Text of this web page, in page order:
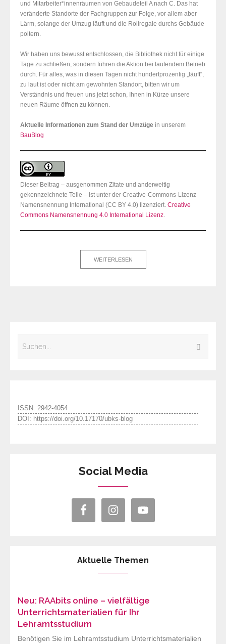
und Mitarbeiter*innenräumen von Gebaudeteil A nach C. Das hat
veränderte Standorte der Fachgruppen zur Folge, vor allem aber
Lärm, solange der Umzug läuft und die Rollregale durchs Gebäude
poltern.
Wir haben uns bewusst entschlossen, die Bibliothek nicht für einige
Tage zu schließen, sondern führen die Aktion bei laufendem Betrieb
durch. Für alles, was in diesen Tagen nicht hundertprozentig „läuft“,
zu laut ist oder nicht am gewohnten Standort, bitten wir um
Verständnis und freuen uns jetzt schon, Ihnen in Kürze unsere
neuen Räume öffnen zu können.
Aktuelle Informationen zum Stand der Umzüge in unserem
BauBlog
Dieser Beitrag – ausgenommen Zitate und anderweitig
gekennzeichnete Teile – ist unter der Creative-Commons-Lizenz
Namensnennung International (CC BY 4.0) lizenziert. Creative
Commons Namensnennung 4.0 International Lizenz.
WEITERLESEN
ISSN: 2942-4054
DOI: https://doi.org/10.17170/ubks-blog
Social Media
Aktuelle Themen
Neu: RAAbits online – vielfältige
Unterrichtsmaterialien für Ihr
Lehramtsstudium
Benötigen Sie im Lehramtsstudium Unterrichtsmaterialien